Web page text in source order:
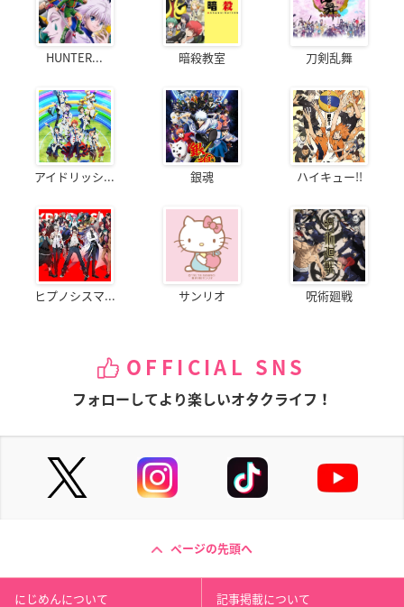
HUNTER... 暗殺教室 刀剣乱舞
アイドリッシ... 銀魂 ハイキュー!!
ヒプノシスマ... サンリオ 呪術廻戦
OFFICIAL SNS
フォローしてより楽しいオタクライフ！
ページの先頭へ
にじめんについて 記事掲載について